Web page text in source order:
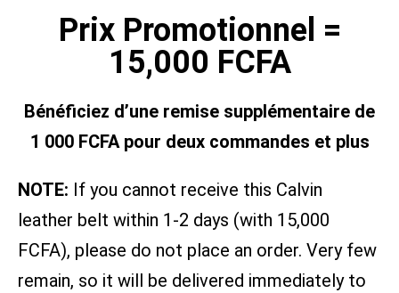
Prix Promotionnel =
15,000 FCFA
Bénéficiez d’une remise supplémentaire de
1 000 FCFA pour deux commandes et plus
NOTE: If you cannot receive this Calvin
leather belt within 1-2 days (with 15,000
FCFA), please do not place an order. Very few
remain, so it will be delivered immediately to